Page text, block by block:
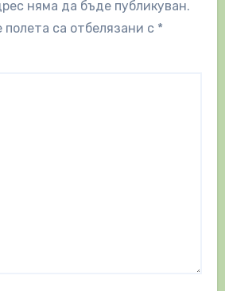
няма да бъде публикуван.
са отбелязани с *